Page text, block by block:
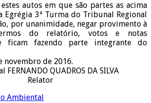
autos em que são partes as acima
Egrégia 3ª Turma do Tribunal Regional
por unanimidade, negar provimento à
do relatório, votos e notas
ficam fazendo parte integrante do
novembro de 2016.
FERNANDO QUADROS DA SILVA
Relator
Ambiental